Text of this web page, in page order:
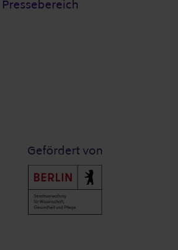
Pressebereich
Gefördert von